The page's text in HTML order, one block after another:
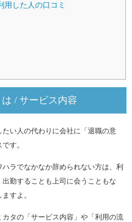
用した人の口コミ
/ サービス内容
い人の代わりに会社に「退職の意
す。
ラでなかなか辞められない方は、利
勤することも上司に会うこともな
すよ。
タの「サービス内容」や「利用の流